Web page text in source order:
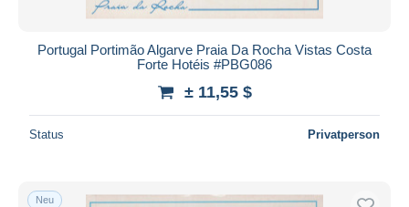
Portugal Portimão Algarve Praia Da Rocha Vistas Costa
Forte Hotéis #PBG086
± 11,55 $
Status Privatperson
Neu